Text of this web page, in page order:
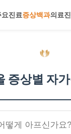
요진료증상백과의료진
증상별 자